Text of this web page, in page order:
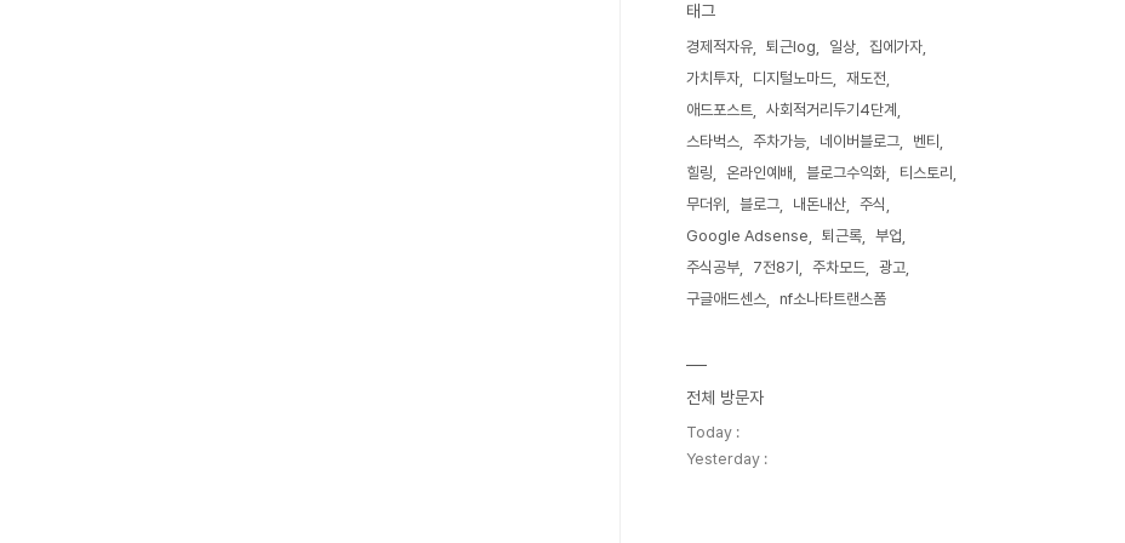
태그
경제적자유 퇴근log 일상
집에가자
가치투자
디지털노마드
재도전
애드포스트
사회적거리두기4단계
스타벅스
주차가능 네이버블로그
벤티
힐링
온라인예배 블로그수익화
티스토리
무더위
블로그 내돈내산
주식
Google Adsense
퇴근록
부업
주식공부
7전8기 주차모드
광고
구글애드센스
nf소나타트랜스폼
전체 방문자
Today :
Yesterday :